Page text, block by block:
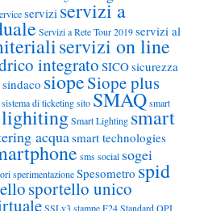
servizi servizi a
Servizi a Rete Tour 2019servizi al
servizi on line
integratoSICOsicurezza
sindaco siopeSiope plus
sistema di ticketingsito SMAQsmart
Smart Lighting smart
acquasmart technologies
smssocial sogei
sperimentazioneSpesometro spid
sportello unico
SSLv3 stampe F24Standard OPI